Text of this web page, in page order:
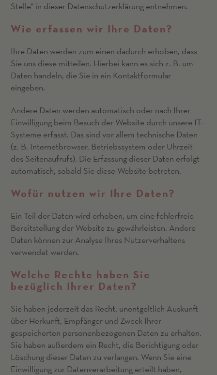
Stelle“ in dieser Datenschutzerklärung entnehmen.
Wie erfassen wir Ihre Daten?
Ihre Daten werden zum einen dadurch erhoben, dass
Sie uns diese mitteilen. Hierbei kann es sich z. B. um
Daten handeln, die Sie in ein Kontaktformular
eingeben.
Andere Daten werden automatisch oder nach Ihrer
Einwilligung beim Besuch der Website durch unsere IT-
Systeme erfasst. Das sind vor allem technische Daten
(z. B. Internetbrowser, Betriebssystem oder Uhrzeit
des Seitenaufrufs). Die Erfassung dieser Daten erfolgt
automatisch, sobald Sie diese Website betreten.
Wofür nutzen wir Ihre Daten?
Ein Teil der Daten wird erhoben, um eine fehlerfreie
Bereitstellung der Website zu gewährleisten. Andere
Daten können zur Analyse Ihres Nutzerverhaltens
verwendet werden.
Welche Rechte haben Sie
bezüglich Ihrer Daten?
Sie haben jederzeit das Recht, unentgeltlich Auskunft
über Herkunft, Empfänger und Zweck Ihrer
gespeicherten personenbezogenen Daten zu erhalten.
Sie haben außerdem ein Recht, die Berichtigung oder
Löschung dieser Daten zu verlangen. Wenn Sie eine
Einwilligung zur Datenverarbeitung erteilt haben,